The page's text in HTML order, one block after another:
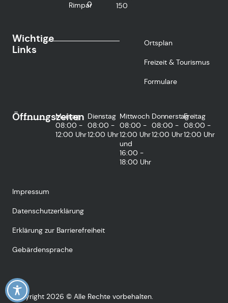
Rimpar
0
150
Wichtige
Links
Ortsplan
Freizeit & Tourismus
Formulare
Öffnungszeiten
Montag
08:00 -
12:00 Uhr
Dienstag
08:00 -
12:00 Uhr
Mittwoch
08:00 -
12:00 Uhr
und
16:00 -
18:00 Uhr
Donnerstag
08:00 -
12:00 Uhr
Freitag
08:00 -
12:00 Uhr
Impressum
Datenschutzerklärung
Erklärung zur Barrierefreiheit
Gebärdensprache
Copyright 2026 © Alle Rechte vorbehalten.